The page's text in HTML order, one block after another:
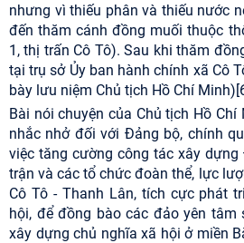
nhưng vì thiếu phân và thiếu nước
đến thăm cánh đồng muối thuộc
1, thị trấn Cô Tô). Sau khi thăm
tại trụ sở Ủy ban hành chính xã Cô
bày lưu niệm Chủ tịch Hồ Chí Minh)
Bài nói chuyện của Chủ tịch Hồ
nhắc nhở đối với Đảng bộ, chính
việc tăng cường công tác xây dựng
trận và các tổ chức đoàn thể, lực
Cô Tô - Thanh Lân, tích cực phát
hội, để đồng bào các đảo yên tâm
xây dựng chủ nghĩa xã hội ở miền